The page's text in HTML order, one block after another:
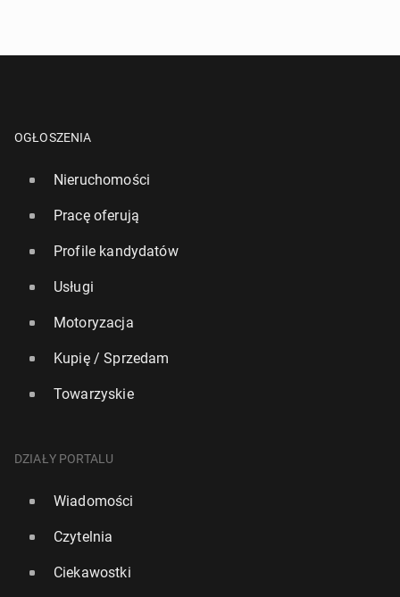
OGŁOSZENIA
Nieruchomości
Pracę oferują
Profile kandydatów
Usługi
Motoryzacja
Kupię / Sprzedam
Towarzyskie
DZIAŁY PORTALU
Wiadomości
Czytelnia
Ciekawostki